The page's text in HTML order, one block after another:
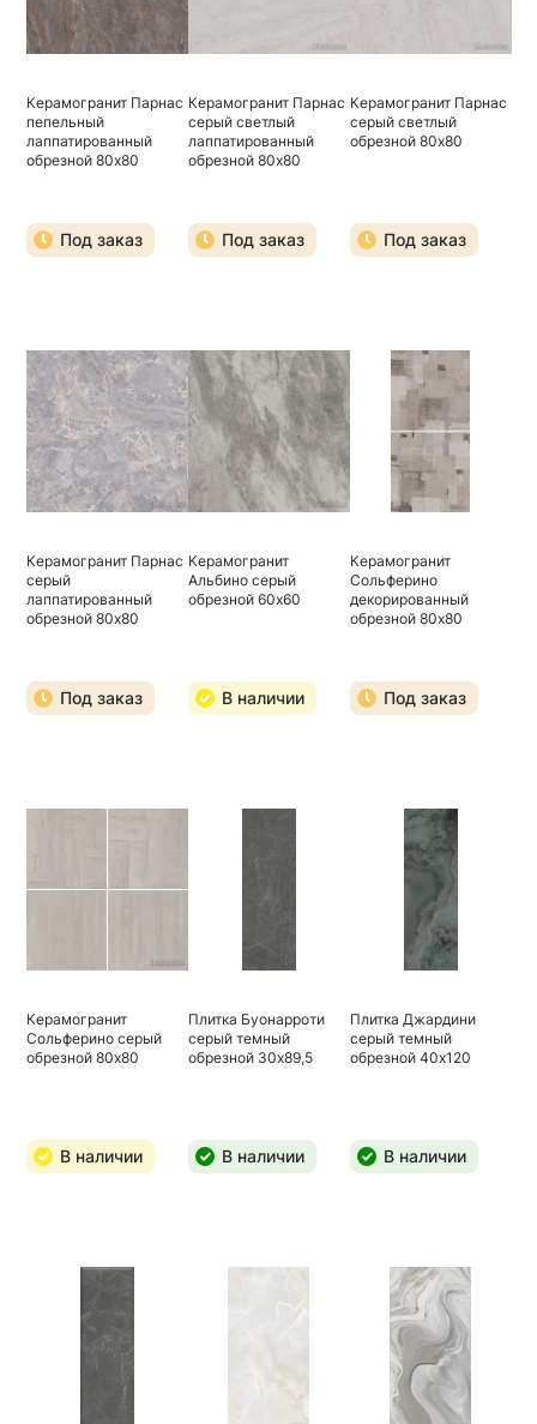
Керамогранит Парнас
пепельный
лаппатированный
обрезной 80х80
Под заказ
Керамогранит Парнас
серый светлый
лаппатированный
обрезной 80х80
Под заказ
Керамогранит Парнас
серый светлый
обрезной 80х80
Под заказ
Керамогранит Парнас
серый
лаппатированный
обрезной 80х80
Под заказ
Керамогранит
Альбино серый
обрезной 60х60
В наличии
Керамогранит
Сольферино
декорированный
обрезной 80х80
Под заказ
Керамогранит
Сольферино серый
обрезной 80х80
В наличии
Плитка Буонарроти
серый темный
обрезной 30х89,5
В наличии
Плитка Джардини
серый темный
обрезной 40х120
В наличии